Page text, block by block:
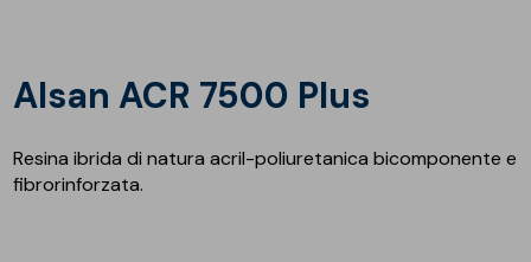
Alsan ACR 7500 Plus
Resina ibrida di natura acril-poliuretanica bicomponente e
fibrorinforzata.